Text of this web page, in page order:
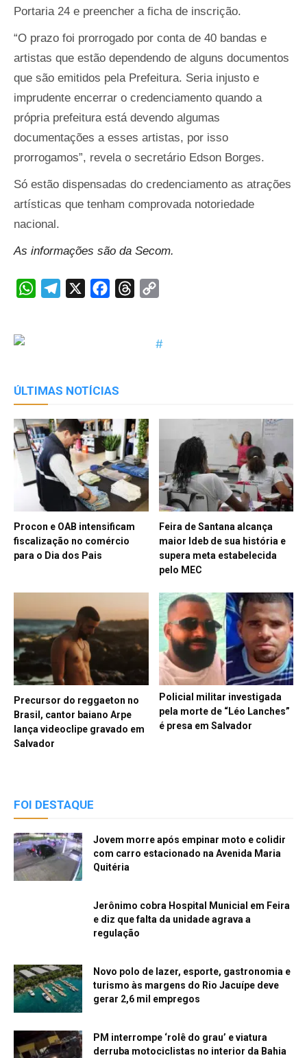
Portaria 24 e preencher a ficha de inscrição.
“O prazo foi prorrogado por conta de 40 bandas e
artistas que estão dependendo de alguns documentos
que são emitidos pela Prefeitura. Seria injusto e
imprudente encerrar o credenciamento quando a
própria prefeitura está devendo algumas
documentações a esses artistas, por isso
prorrogamos”, revela o secretário Edson Borges.
Só estão dispensadas do credenciamento as atrações
artísticas que tenham comprovada notoriedade
nacional.
As informações são da Secom.
WhatsAppTelegram FacebookThreads
ÚLTIMAS NOTÍCIAS
Procon e OAB intensificam
fiscalização no comércio
para o Dia dos Pais
Feira de Santana alcança
maior Ideb de sua história e
supera meta estabelecida
pelo MEC
Precursor do reggaeton no
Brasil, cantor baiano Arpe
lança videoclipe gravado em
Salvador
Policial militar investigada
pela morte de “Léo Lanches”
é presa em Salvador
FOI DESTAQUE
Jovem morre após empinar moto e colidir
com carro estacionado na Avenida Maria
Quitéria
Jerônimo cobra Hospital Municial em Feira
e diz que falta da unidade agrava a
regulação
Novo polo de lazer, esporte, gastronomia e
turismo às margens do Rio Jacuípe deve
gerar 2,6 mil empregos
PM interrompe ‘rolê do grau’ e viatura
derruba motociclistas no interior da Bahia